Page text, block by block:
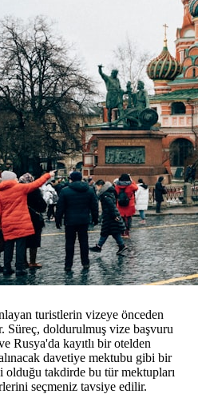
turistlerin vizeye önceden
Süreç, doldurulmuş vize başvuru
Rusya'da kayıtlı bir otelden
davetiye mektubu gibi bir
takdirde bu tür mektupları
seçmeniz tavsiye edilir.